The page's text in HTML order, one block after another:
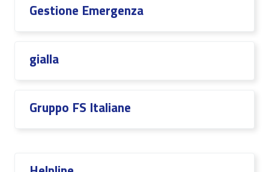
Gestione Emergenza
gialla
Gruppo FS Italiane